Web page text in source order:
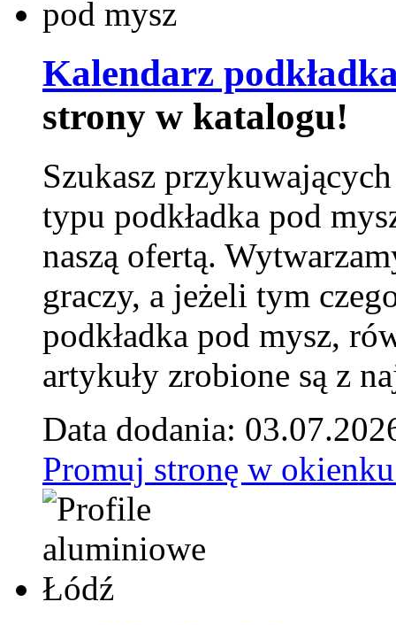
Kalendarz
strony w katalogu!
Szukasz
typu podkładka pod
naszą ofertą.
graczy, a jeżeli tym
podkładka pod mysz,
artykuły zrobione są z
Data dodania:
Promuj stronę w